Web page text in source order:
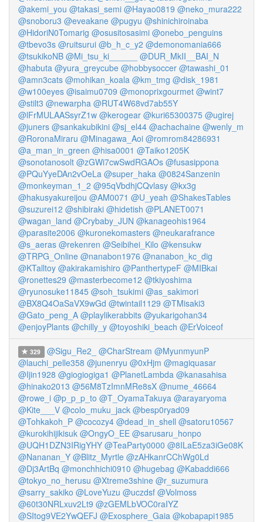
@akemi_you @takasi_semi @Hayao0819 @neko_mura222
@snoboru3 @eveakane @pugyu @shinichiroinaba
@HidoriN0Tomarig @osusitosasimi @onebo_penguins
@tbevo3s @ruitsurui @b_h_c_y2 @demonomania666
@tsukikoNB @Mi_tsu_ki______
@DUR_MkII__BAI_N
@habuta @yura_greycube @hobbysoccer @tawashi_01
@amn3cats @mohikan_koala @km_tmg @disk_1981
@w100eyes @isaimu0709 @monoprixgourmet @wint7
@stilt3 @newarpha @RUT4W68vd7ab55Y
@lFrMULAASsyrZ1w @kerogear @kuri65300375 @ugirej
@juners @sankakubikini @sj_el44 @achachaine @wenly_m
@RoronaMiraru @Minagawa_Aoi @romrom84286931
@a_man_in_green @hisa0001 @Taiko1205K
@sonotanosolt @zGWi7cwSwdRGAOs @fusasippona
@PQuYyeDAn2vOeLa @super_haka @0824Sanzenin
@monkeyman_1_2 @95qVbdhjCQvlasy @kx3g
@hakusyakureijou @AM0071 @U_yeah @ShakesTables
@suzurei12 @shibiraki @hidetish @PLANET0071
@wagan_land @Crybaby_JUN @kanageohis1964
@parasite2006 @kuronekomasters @neukarafrance
@s_aeras @rekenren @Seibihei_Kilo @kensukw
@TRPG_Online @nanabon1976 @nanabon_kc_dig
@KTalltoy @akirakamishiro @PanthertypeF @MIBkai
@ronettes29 @masterbecome12 @tkiyoshima
@ryunosuke11845 @soh_tsukimi @as_sakimori
@BX8Q4OaSaVX9wGd @twintail1129 @TMisaki3
@Gato_peng_A @playlikerabbits @yukarigohan34
@enjoyPlants @chilly_y @toyoshiki_beach @ErVoiceof
329 @Sigu_Re2_ @CharStream @MyunmyunP
@lauchi_pelle358 @junenryu @0xHjm @magiquasar
@Ijin1928 @giogiogiga1 @PlanetLambda @kanasahisa
@hinako2013 @56M8TzImnMRe8sX @nume_46664
@rowe_i @p_p_p_to @T_OyamaTakuya @arayaryoma
@Kite___V @colo_muku_jack @besp0ryad09
@Tohkakoh_P @cocozy4 @dead_in_shell @satoru10567
@kurokihijikisuk @OngyO_EE @sarusaru_honpo
@UQH1DZN3IRigYHY @TeaParty0000 @8ILaE5za3iGe08K
@Nananan_Y @Blitz_Myrtle @zAHkanrCChWg0Ld
@Dj3ArtBq @monchhichi0910 @hugebag @Kabaddi666
@tokyo_no_herusu @Xtreme3shine @r_suzumura
@sarry_sakiko @LoveYuzu @uczdsf @Volmoss
@60t30NRLxuv2Lt9 @zGEMLbVOC0raIYZ
@SItog9VE2YwQEFJ @Exosphere_Gaia @kobapapi1985